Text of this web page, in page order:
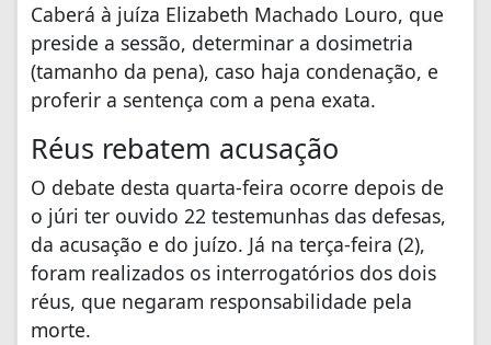
Caberá à juíza Elizabeth Machado Louro, que
preside a sessão, determinar a dosimetria
(tamanho da pena), caso haja condenação, e
proferir a sentença com a pena exata.
Réus rebatem acusação
O debate desta quarta-feira ocorre depois de
o júri ter ouvido 22 testemunhas das defesas,
da acusação e do juízo. Já na terça-feira (2),
foram realizados os interrogatórios dos dois
réus, que negaram responsabilidade pela
morte.